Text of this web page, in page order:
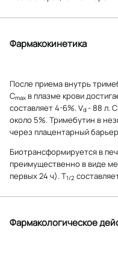
Фармакокинетика
После приема внутрь
Сmax в плазме крови
составляет 4-6%. Vd - 88 л.
около 5%. Тримебутин в
через плацентарный барьер.
Биотрансформируется в
преимущественно в виде
первых 24 ч). Т1/2
Фармакологическое